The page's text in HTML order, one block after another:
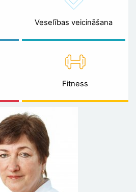
Veselības veicināšana
Fitness